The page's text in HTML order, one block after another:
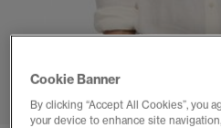
1
Cookie Banner
By clicking “Accept All Cookies”, you
your device to enhance site